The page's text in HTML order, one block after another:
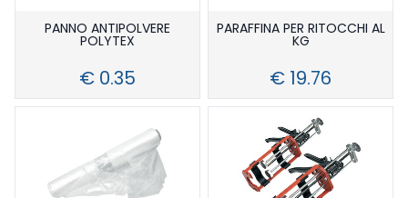
PANNO ANTIPOLVERE
POLYTEX
€ 0.35
PARAFFINA PER RITOCCHI AL
KG
€ 19.76